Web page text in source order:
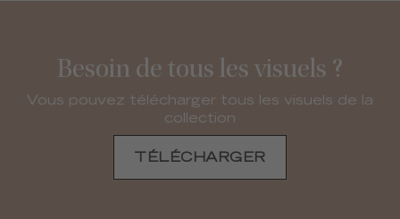
Besoin de tous les visuels ?
Vous pouvez télécharger tous les visuels de la
collection
TÉLÉCHARGER